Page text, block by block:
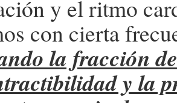
y el ritmo
con cierta
la fracción
y la